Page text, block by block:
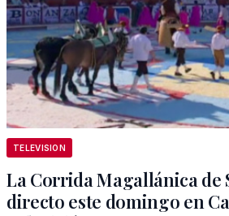
TELEVISION
La Corrida Magallánica de
directo este domingo en